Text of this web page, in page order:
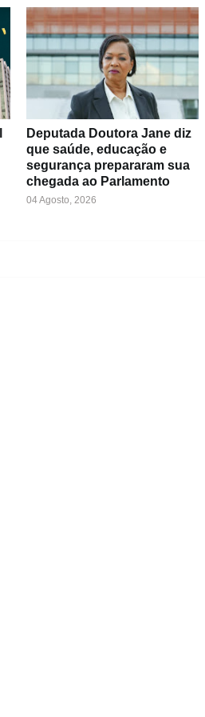
Deputada Doutora Jane diz
que saúde, educação e
segurança prepararam sua
chegada ao Parlamento
04 Agosto, 2026